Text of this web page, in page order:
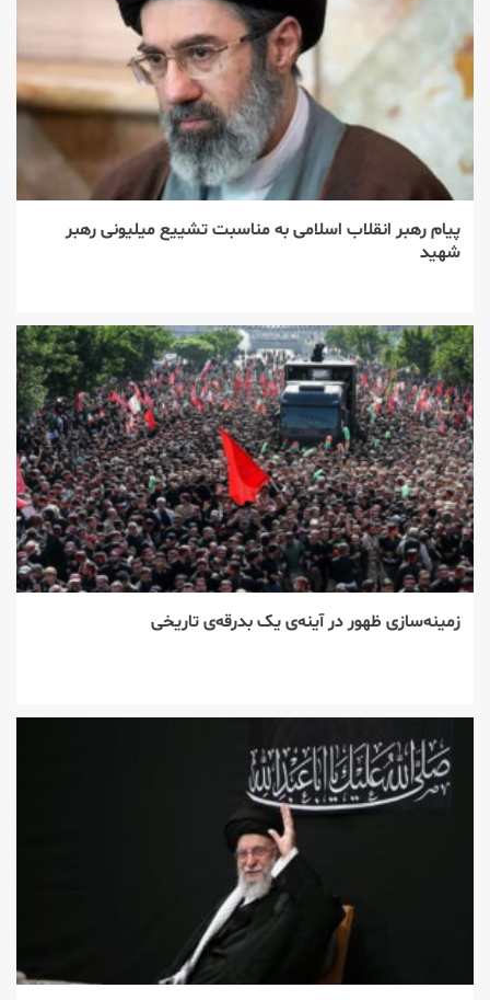
پیام رهبر انقلاب اسلامی به مناسبت تشییع میلیونی رهبر
شهید
زمینه‌سازی ظهور در آینه‌ی یک بدرقه‌ی تاریخی